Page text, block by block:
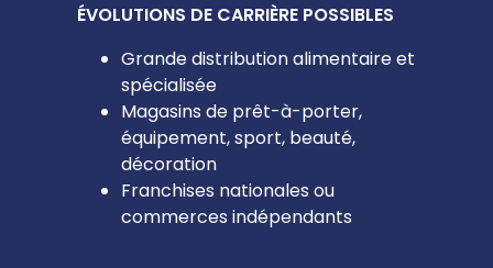
ÉVOLUTIONS DE CARRIÈRE POSSIBLES
Grande distribution alimentaire et
spécialisée
Magasins de prêt-à-porter,
équipement, sport, beauté,
décoration
Franchises nationales ou
commerces indépendants